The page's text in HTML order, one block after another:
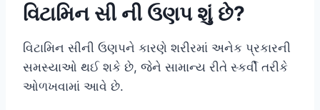
વિટામિન સી ની ઉણપ શું છે?
વિટામિન સીની ઉણપને કારણે શરીરમાં અનેક પ્રકારની
સમસ્યાઓ થઈ શકે છે, જેને સામાન્ય રીતે સ્કર્વી તરીકે
ઓળખવામાં આવે છે.